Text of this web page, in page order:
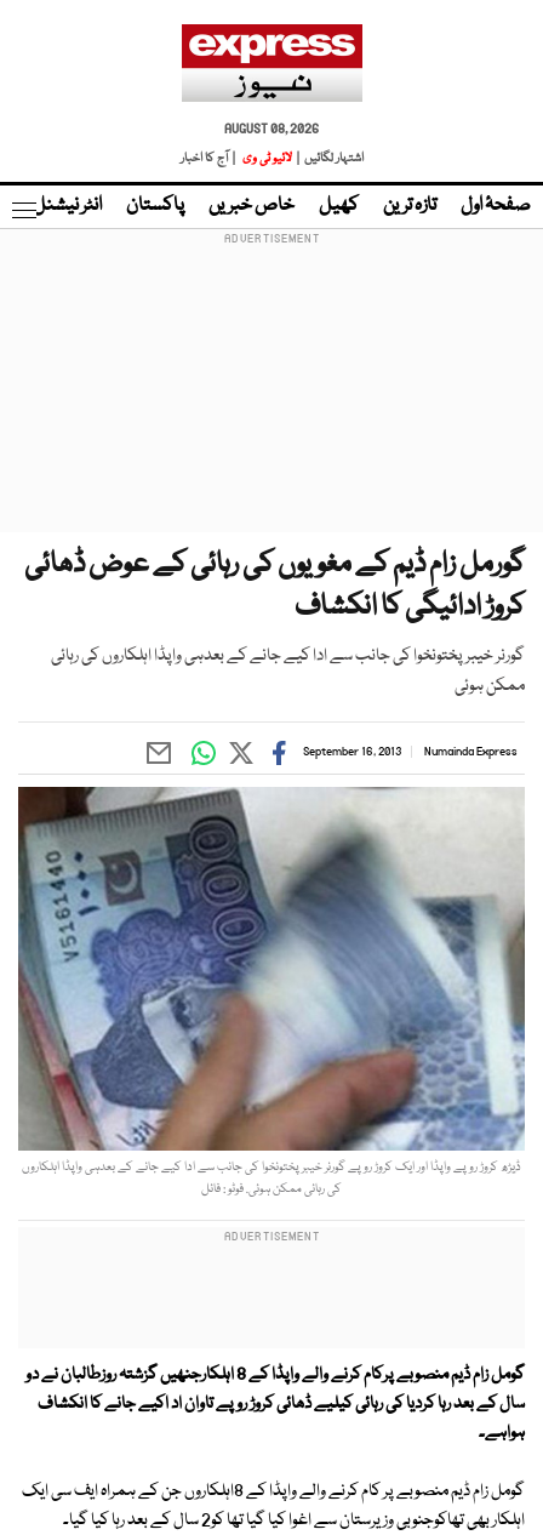
AUGUST 08, 2026
اشتہار لگائیں |
لائیو ٹی وی | آج کا اخبار
صفحۂ اول تازہ ترین کھیل خاص خبریں پاکستان انٹر نیشنل
گورمل زام ڈیم کے مغویوں کی رہائی کے عوض ڈھائی
کروڑ ادائیگی کا انکشاف
گورنر خیبرپختونخوا کی جانب سے ادا کیے جانے کے بعدہی واپڈا اہلکاروں کی رہائی
ممکن ہوئی
Numainda Express
September 16, 2013
ڈیڑھ کروڑ روپے واپڈا اور ایک کروڑ روپے گورنر خیبرپختونخوا کی جانب سے ادا کیے جانے کے بعدہی واپڈا اہلکاروں
کی رہائی ممکن ہوئی. فوٹو : فائل
گومل زام ڈیم منصوبے پرکام کرنے والے واپڈا کے 8 اہلکارجنھیں گزشتہ روزطالبان نے دو
سال کے بعد رہا کردیا کی رہائی کیلیے ڈھائی کروڑ روپے تاوان اد اکیے جانے کا انکشاف
ہواہے۔
گومل زام ڈیم منصوبے پر کام کرنے والے واپڈا کے 8اہلکاروں جن کے ہمراہ ایف سی ایک
اہلکار بھی تھاکوجنوبی وزیرستان سے اغوا کیا گیا تھا کو2 سال کے بعد رہا کیا گیا۔